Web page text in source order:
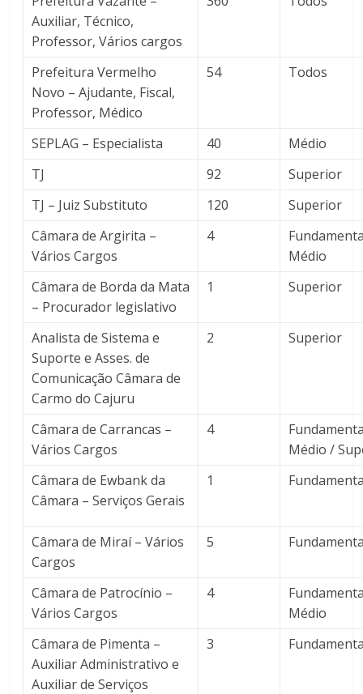
Auxiliar, Técnico,
Professor, Vários cargos
Prefeitura Vermelho
Novo – Ajudante, Fiscal,
Professor, Médico
54 Todos
SEPLAG – Especialista 40
Médio
TJ
92
Superior
TJ – Juiz Substituto
120
Superior
Câmara de Argirita –
Vários Cargos
4
Médio
Câmara de Borda da Mata
– Procurador legislativo
1 Superior
Analista de Sistema e
Suporte e Asses. de
Comunicação Câmara de
Carmo do Cajuru
2 Superior
Câmara de Carrancas –
Vários Cargos
4
Médio /
Câmara de Ewbank da
Câmara – Serviços Gerais
1
Câmara de Miraí – Vários
Cargos
5
Câmara de Patrocínio –
Vários Cargos
4
Médio
Câmara de Pimenta –
Auxiliar Administrativo e
Auxiliar de Serviços
3